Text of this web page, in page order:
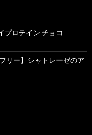
プロテイン チョコ
リー】シャトレーゼのア